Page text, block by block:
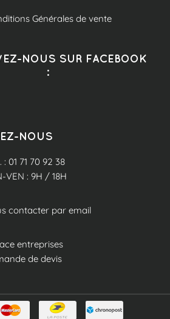
Générales de vente
NOUS SUR FACEBOOK
:
NOUS
: 01 71 70 92 38
VEN : 9H / 18H
contacter par email
entreprises
de devis